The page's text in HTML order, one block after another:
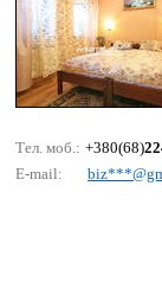
Тел. моб.: +380(68)
E-mail: